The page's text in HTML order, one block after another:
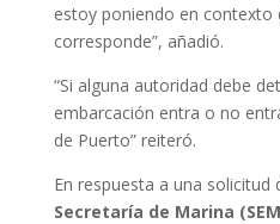
estoy poniendo en contexto
corresponde”, añadió.
“Si alguna autoridad debe
embarcación entra o no
de Puerto” reiteró.
En respuesta a una solicitud
Secretaría de Marina